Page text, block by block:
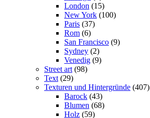
London (15)
New York (100)
Paris (37)
Rom (6)
San Francisco (9)
Sydney (2)
Venedig (9)
Street art (98)
Text (29)
Texturen und Hintergründe (407)
Barock (43)
Blumen (68)
Holz (59)